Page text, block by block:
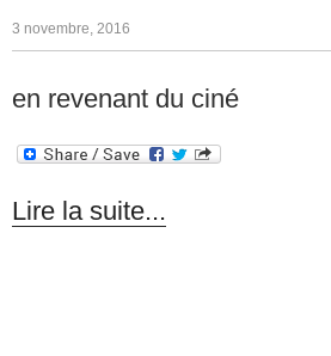
3 novembre, 2016
en revenant du ciné
Lire la suite...